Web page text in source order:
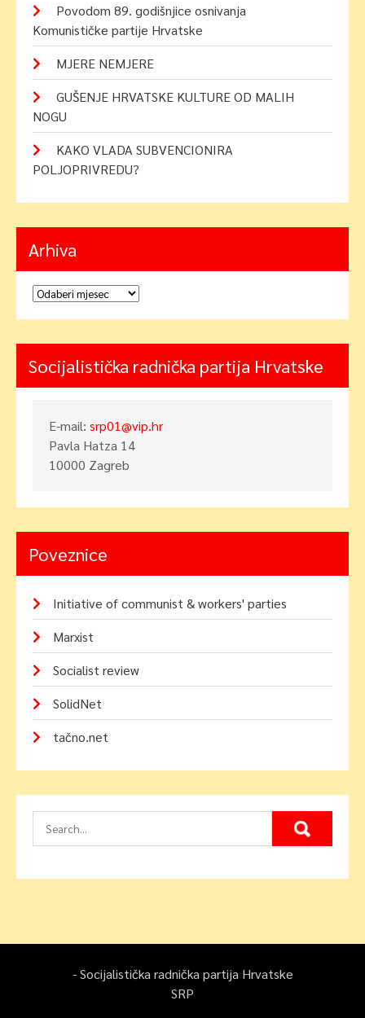
Povodom 89. godišnjice osnivanja
Komunističke partije Hrvatske
MJERE NEMJERE
GUŠENJE HRVATSKE KULTURE OD MALIH
NOGU
KAKO VLADA SUBVENCIONIRA
POLJOPRIVREDU?
Arhiva
Arhiva
Socijalistička radnička partija Hrvatske
E-mail: srp01@vip.hr
Pavla Hatza 14
10000 Zagreb
Poveznice
Initiative of communist & workers' parties
Marxist
Socialist review
SolidNet
tačno.net
- Socijalistička radnička partija Hrvatske
SRP